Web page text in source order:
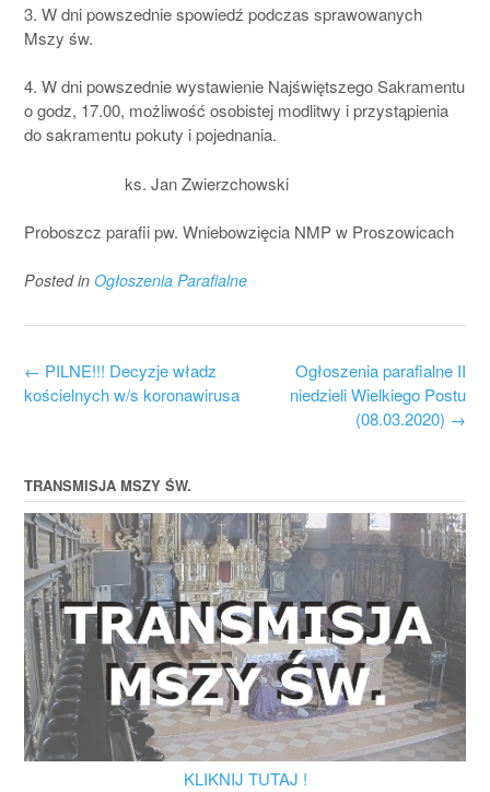
3. W dni powszednie spowiedź podczas sprawowanych
Mszy św.
4. W dni powszednie wystawienie Najświętszego Sakramentu
o godz, 17.00, możliwość osobistej modlitwy i przystąpienia
do sakramentu pokuty i pojednania.
ks. Jan Zwierzchowski
Proboszcz parafii pw. Wniebowzięcia NMP w Proszowicach
Posted in Ogłoszenia Parafialne
Post
navigation
Ogłoszenia parafialne II
niedzieli Wielkiego Postu
(08.03.2020) →
← PILNE!!! Decyzje władz
kościelnych w/s koronawirusa
TRANSMISJA MSZY ŚW.
KLIKNIJ TUTAJ !